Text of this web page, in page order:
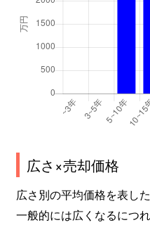
広さ×売却価格
広さ別の平均価格を表し
一般的には広くなるにつ